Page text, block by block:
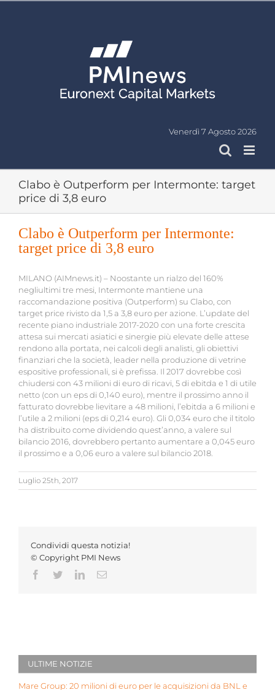
Venerdì 7 Agosto 2026
Clabo è Outperform per Intermonte: target
price di 3,8 euro
Clabo è Outperform per Intermonte:
target price di 3,8 euro
MILANO (AIMnews.it) – Noostante un rialzo del 160%
negliultimi tre mesi, Intermonte mantiene una
raccomandazione positiva (Outperform) su Clabo, con
target price rivisto da 1,5 a 3,8 euro per azione. L’update del
recente piano industriale 2017-2020 con una forte crescita
attesa sui mercati asiatici e sinergie più elevate delle attese
rendono alla portata, nei calcoli degli analisti, gli obiettivi
finanziari che la società, leader nella produzione di vetrine
espositive professionali, si è prefissa. Il 2017 dovrebbe così
chiudersi con 43 milioni di euro di ricavi, 5 di ebitda e 1 di utile
netto (con un eps di 0,140 euro), mentre il prossimo anno il
fatturato dovrebbe lievitare a 48 milioni, l’ebitda a 6 milioni e
l’utile a 2 milioni (eps di 0,214 euro). Gli 0,034 euro che il titolo
ha distribuito come dividendo quest’anno, a valere sul
bilancio 2016, dovrebbero pertanto aumentare a 0,045 euro
il prossimo e a 0,06 euro a valere sul bilancio 2018.
Luglio 25th, 2017
Condividi questa notizia!
© Copyright PMI News
Facebook
TwitterLinkedInEmail
ULTIME NOTIZIE
Mare Group: 20 milioni di euro per le acquisizioni da BNL e